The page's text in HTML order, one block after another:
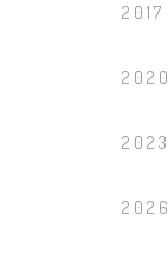
2017
2020
2023
2026